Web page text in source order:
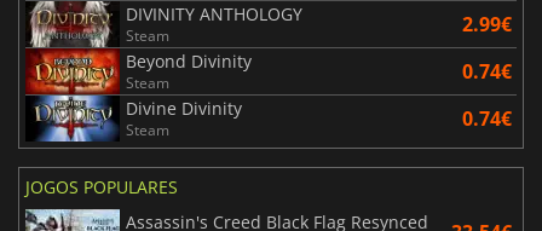
DIVINITY ANTHOLOGY
Steam 2.99€
Beyond Divinity
Steam 0.74€
Divine Divinity
Steam 0.74€
JOGOS POPULARES
Assassin's Creed Black Flag Resynced